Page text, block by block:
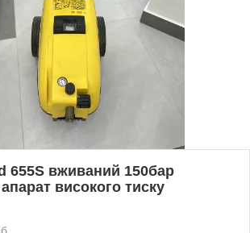
655S вживаний 150бар
високого тиску